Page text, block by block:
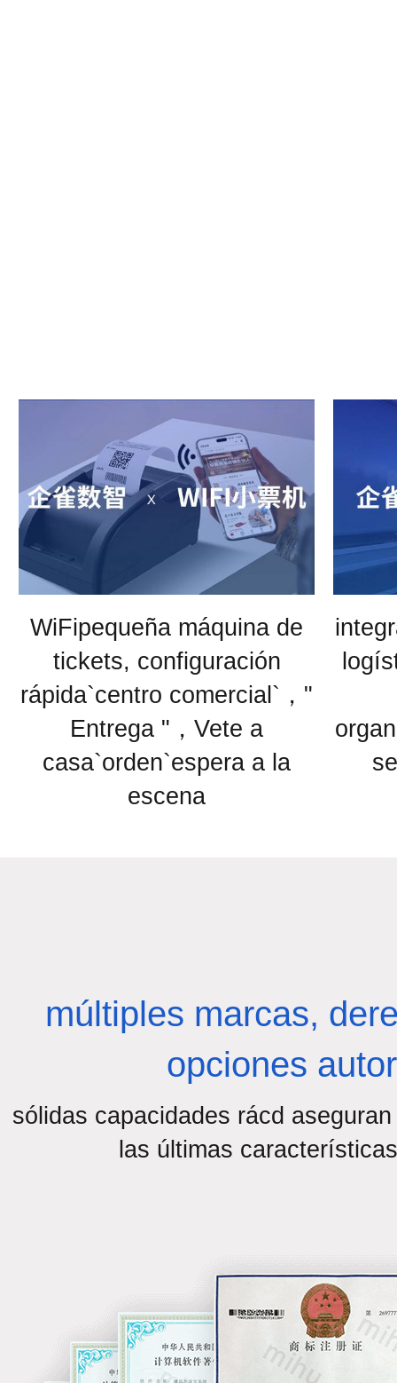
WiFipequeña máquina de
tickets, configuración
rápida`centro comercial`，"
Entrega "，Vete a
casa`orden`espera a la
escena
múltiples marcas,
opciones
sólidas capacidades rácd
las últimas